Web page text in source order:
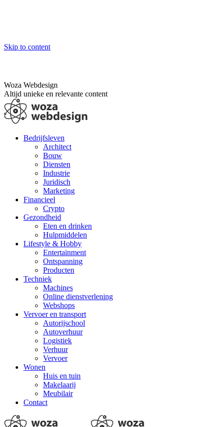
Skip to content
Woza Webdesign
Altijd unieke en relevante content
Bedrijfsleven
Architect
Bouw
Diensten
Industrie
Juridisch
Marketing
Financieel
Crypto
Gezondheid
Eten en drinken
Hulpmiddelen
Lifestyle & Hobby
Entertainment
Ontspanning
Producten
Techniek
Machines
Online dienstverlening
Webshops
Vervoer en transport
Autorijschool
Autoverhuur
Logistiek
Verhuur
Vervoer
Wonen
Huis en tuin
Makelaarij
Meubilair
Contact